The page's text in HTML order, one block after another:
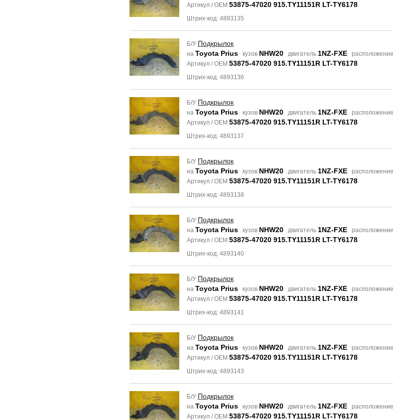
Артикул / OEM 53875-47020 915.TY11151R LT-TY6178
Штрих-код: 4893135
Б/У Подкрылок
на Toyota Prius кузов NHW20 двигатель 1NZ-FXE расположение
Артикул / OEM 53875-47020 915.TY11151R LT-TY6178
Штрих-код: 4893136
Б/У Подкрылок
на Toyota Prius кузов NHW20 двигатель 1NZ-FXE расположение
Артикул / OEM 53875-47020 915.TY11151R LT-TY6178
Штрих-код: 4893137
Б/У Подкрылок
на Toyota Prius кузов NHW20 двигатель 1NZ-FXE расположение
Артикул / OEM 53875-47020 915.TY11151R LT-TY6178
Штрих-код: 4893138
Б/У Подкрылок
на Toyota Prius кузов NHW20 двигатель 1NZ-FXE расположение
Артикул / OEM 53875-47020 915.TY11151R LT-TY6178
Штрих-код: 4893140
Б/У Подкрылок
на Toyota Prius кузов NHW20 двигатель 1NZ-FXE расположение
Артикул / OEM 53875-47020 915.TY11151R LT-TY6178
Штрих-код: 4893141
Б/У Подкрылок
на Toyota Prius кузов NHW20 двигатель 1NZ-FXE расположение
Артикул / OEM 53875-47020 915.TY11151R LT-TY6178
Штрих-код: 4893143
Б/У Подкрылок
на Toyota Prius кузов NHW20 двигатель 1NZ-FXE расположение
Артикул / OEM 53875-47020 915.TY11151R LT-TY6178